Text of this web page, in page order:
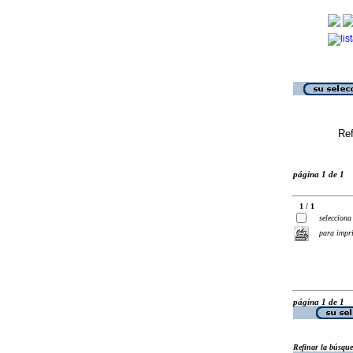
página 1 de 1
1 / 1
selecciona
para
página 1 de 1
Refinar la